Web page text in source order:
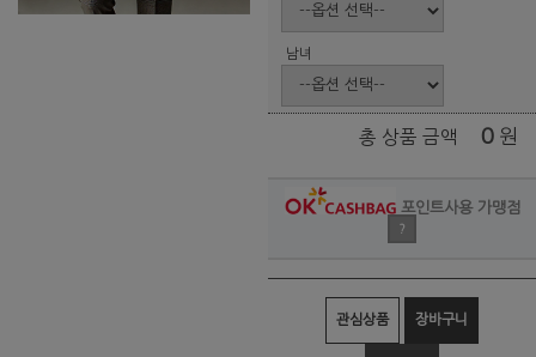
남녀
총 상품 금액 0 원
포인트사용 가맹점
?
관심상품 장바구니